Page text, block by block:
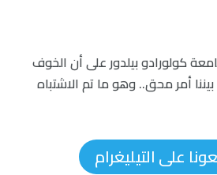
كولورادو بيلدور على أن الخوف
أمر محق.. وهو ما تم الاشتباه
على التيليغرام